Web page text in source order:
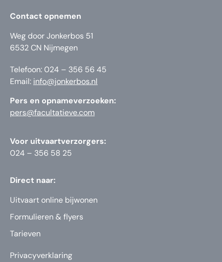
Contact opnemen
Weg door Jonkerbos 51
6532 CN Nijmegen
Telefoon: 024 – 356 56 45
Email: info@jonkerbos.nl
Pers en opnameverzoeken:
pers@facultatieve.com
Voor uitvaartverzorgers:
024 – 356 58 25
Direct naar:
Uitvaart online bijwonen
Formulieren & flyers
Tarieven
Privacyverklaring